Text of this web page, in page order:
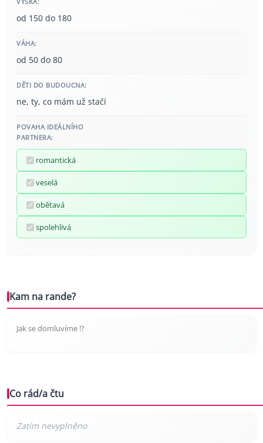
od 150 do 180
VÁHA:
od 50 do 80
DĚTI DO BUDOUCNA:
ne, ty, co mám už stačí
POVAHA IDEÁLNÍHO
PARTNERA:
romantická
veselá
obětavá
spolehlivá
Kam na rande?
Jak se domluvíme !?
Co rád/a čtu